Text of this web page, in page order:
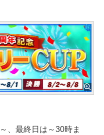
、最終日は～30時ま